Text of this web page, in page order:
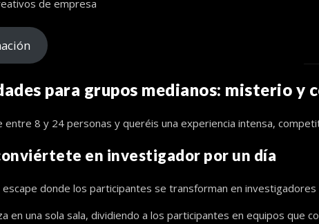
de empresa
para grupos medianos: misterio y
entre 8 y 24 personas y queréis una experiencia intensa,
en investigador por un día
escape donde los participantes se transforman en
en una sola sala, dividiendo a los participantes en equipos